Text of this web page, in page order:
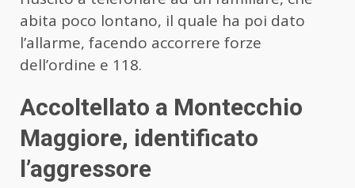
abita poco lontano, il quale ha poi dato
l’allarme, facendo accorrere forze
dell’ordine e 118.
Accoltellato a Montecchio
Maggiore, identificato
l’aggressore